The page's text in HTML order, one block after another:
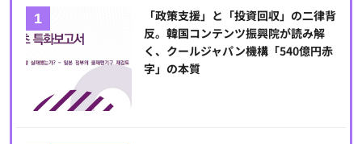
「政策支援」と「投資回収」の二律背
反。韓国コンテンツ振興院が読み解
く、クールジャパン機構「540億円赤
字」の本質